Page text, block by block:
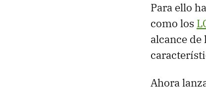
Para ello
como los
alcance
Ahora